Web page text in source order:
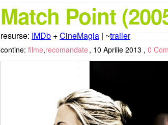
Match Point
resurse: IMDb +CineMagia | ~trailer
contine: filme,recomandate , 10 Aprilie 2013 , 0